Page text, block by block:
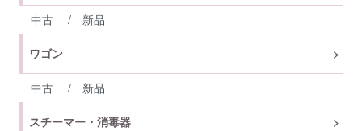
中古 / 新品
ワゴン
中古 / 新品
スチーマー・消毒器